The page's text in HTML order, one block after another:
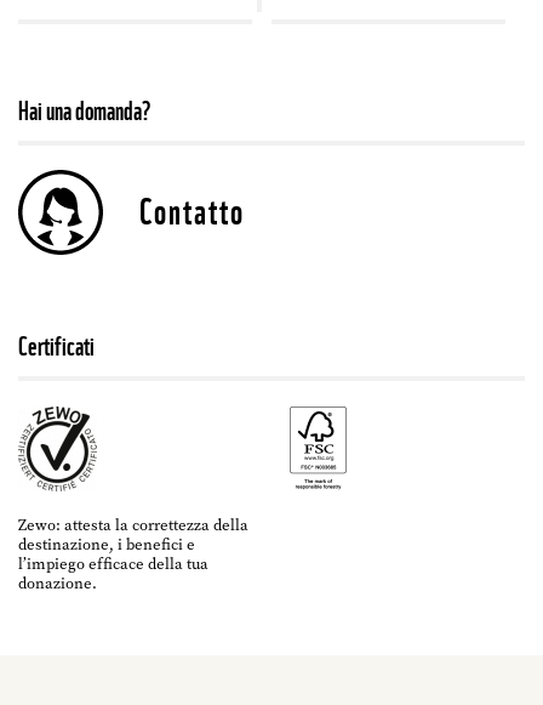
Hai una domanda?
Contatto
Certificati
Zewo: attesta la correttezza della
destinazione, i benefici e
l’impiego efficace della tua
donazione.